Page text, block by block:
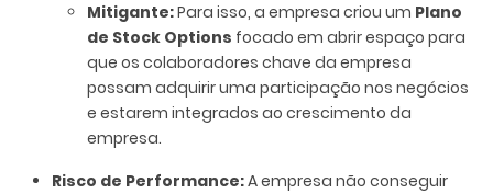
Mitigante:Para isso, a empresa criou um Plano
de Stock Options focado em abrir espaço para
que os colaboradores chave da empresa
possam adquirir uma participação nos negócios
e estarem integrados ao crescimento da
empresa.
Risco de Performance:A empresa não conseguir